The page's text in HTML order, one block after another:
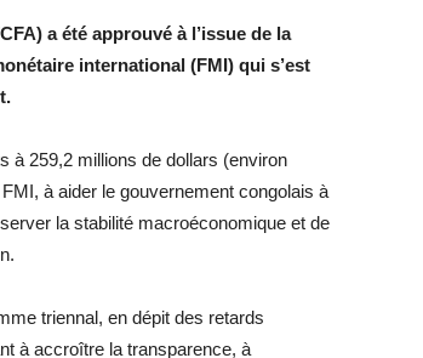
a été approuvé à l’issue de la
international (FMI) qui s’est
à 259,2 millions de dollars (environ
à aider le gouvernement congolais à
la stabilité macroéconomique et de
triennal, en dépit des retards
à accroître la transparence, à